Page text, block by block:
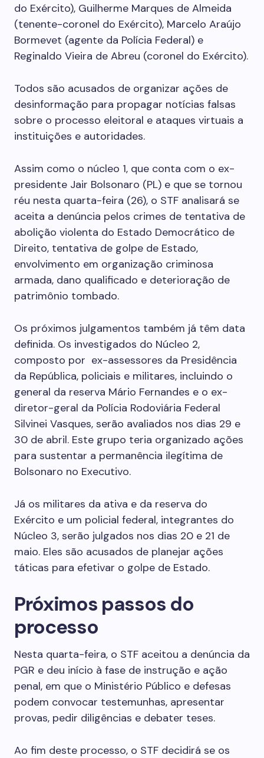
do Exército), Guilherme Marques de Almeida
(tenente-coronel do Exército), Marcelo Araújo
Bormevet (agente da Polícia Federal) e
Reginaldo Vieira de Abreu (coronel do Exército).
Todos são acusados de organizar ações de
desinformação para propagar notícias falsas
sobre o processo eleitoral e ataques virtuais a
instituições e autoridades.
Assim como o núcleo 1, que conta com o ex-
presidente Jair Bolsonaro (PL) e que se tornou
réu nesta quarta-feira (26), o STF analisará se
aceita a denúncia pelos crimes de tentativa de
abolição violenta do Estado Democrático de
Direito, tentativa de golpe de Estado,
envolvimento em organização criminosa
armada, dano qualificado e deterioração de
patrimônio tombado.
Os próximos julgamentos também já têm data
definida. Os investigados do Núcleo 2,
composto por ex-assessores da Presidência
da República, policiais e militares, incluindo o
general da reserva Mário Fernandes e o ex-
diretor-geral da Polícia Rodoviária Federal
Silvinei Vasques, serão avaliados nos dias 29 e
30 de abril. Este grupo teria organizado ações
para sustentar a permanência ilegítima de
Bolsonaro no Executivo.
Já os militares da ativa e da reserva do
Exército e um policial federal, integrantes do
Núcleo 3, serão julgados nos dias 20 e 21 de
maio. Eles são acusados de planejar ações
táticas para efetivar o golpe de Estado.
Próximos passos do
processo
Nesta quarta-feira, o STF aceitou a denúncia da
PGR e deu início à fase de instrução e ação
penal, em que o Ministério Público e defesas
podem convocar testemunhas, apresentar
provas, pedir diligências e debater teses.
Ao fim deste processo, o STF decidirá se os